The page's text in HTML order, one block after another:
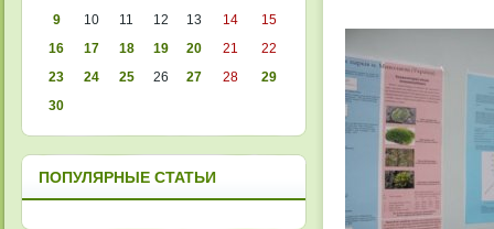
9
10 11 12 13 14
15
16
17 18 19 20 21
22
23
24 25 26 27 28
29
30
ПОПУЛЯРНЫЕ СТАТЬИ